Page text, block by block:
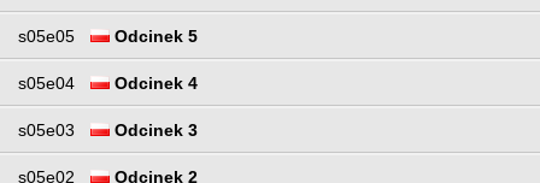
s05e05 Odcinek 5
s05e04 Odcinek 4
s05e03 Odcinek 3
s05e02 Odcinek 2